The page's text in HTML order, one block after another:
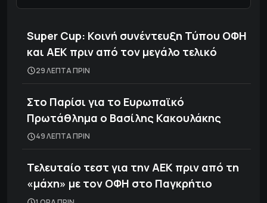
Super Cup: Κοινή συνέντευξη Τύπου ΟΦΗ
και ΑΕΚ πριν από τον μεγάλο τελικό
29 ΛΕΠΤΑ ΠΡΙΝ
Στο Παρίσι για το Ευρωπαϊκό
Πρωτάθλημα ο Βασίλης Κακουλάκης
49 ΛΕΠΤΑ ΠΡΙΝ
Τελευταίο τεστ για την ΑΕΚ πριν από τη
«μάχη» με τον ΟΦΗ στο Παγκρήτιο